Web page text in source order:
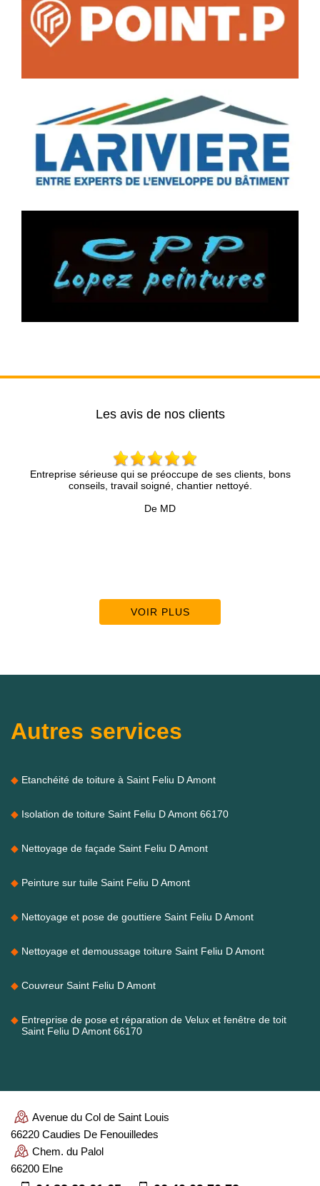
Les avis de nos clients
qui se préoccupe de ses clients, bons
travail soigné, chantier nettoyé.
Très bon
partie du travail
VOIR PLUS
Autres services
Etanchéité de toiture à Saint Feliu D Amont
Isolation de toiture Saint Feliu D Amont 66170
Nettoyage de façade Saint Feliu D Amont
Peinture sur tuile Saint Feliu D Amont
Nettoyage et pose de gouttiere Saint Feliu D Amont
Nettoyage et demoussage toiture Saint Feliu D Amont
Couvreur Saint Feliu D Amont
Entreprise de pose et réparation de Velux et fenêtre de toit
Saint Feliu D Amont 66170
Avenue du Col de Saint Louis
66220 Caudies De Fenouilledes
Chem. du Palol
66200 Elne